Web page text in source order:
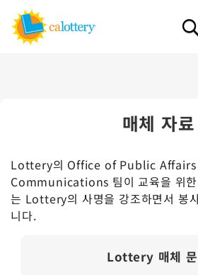
매체 자료
Lottery의 Office of Public
Communications 팀이 교육을 위한
는 Lottery의 사명을 강조하면서 봉
니다.
Lottery 매체 문